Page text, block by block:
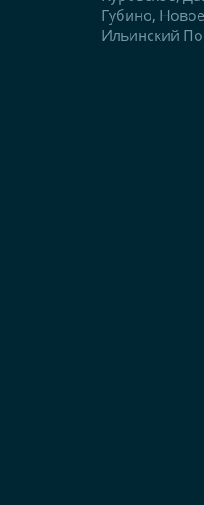
Губино,
Ильинский